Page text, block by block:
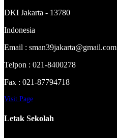
DKI Jakarta - 13780
Indonesia
Email : sman39jakarta@gmail.com
Telpon : 021-8400278
Fax : 021-87794718
Visit Page
Letak Sekolah